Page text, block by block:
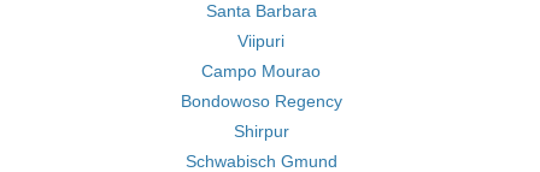
Santa Barbara
Viipuri
Campo Mourao
Bondowoso Regency
Shirpur
Schwabisch Gmund